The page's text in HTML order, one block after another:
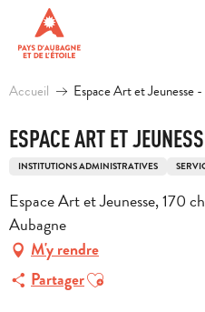
contenu
principal
Accueil Espace Art et Jeunesse
ESPACE ART ET
INSTITUTIONS ADMINISTRATIVES
Espace Art et Jeunesse, 170
Aubagne
M'y rendre
PartagerAjouter aux favoris